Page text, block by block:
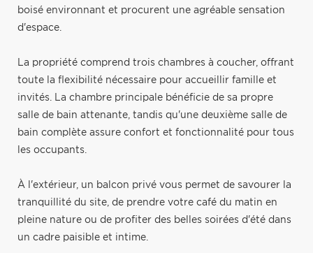
boisé environnant et procurent une agréable sensation
d'espace.
La propriété comprend trois chambres à coucher, offrant
toute la flexibilité nécessaire pour accueillir famille et
invités. La chambre principale bénéficie de sa propre
salle de bain attenante, tandis qu'une deuxième salle de
bain complète assure confort et fonctionnalité pour tous
les occupants.
À l'extérieur, un balcon privé vous permet de savourer la
tranquillité du site, de prendre votre café du matin en
pleine nature ou de profiter des belles soirées d'été dans
un cadre paisible et intime.